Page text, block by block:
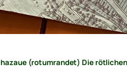
(rotumrandet) Die rötlichen